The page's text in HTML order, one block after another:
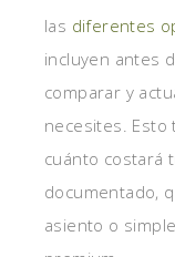
las diferentes
incluyen antes
comparar y
necesites. Esto
cuánto costará
documentado,
asiento o